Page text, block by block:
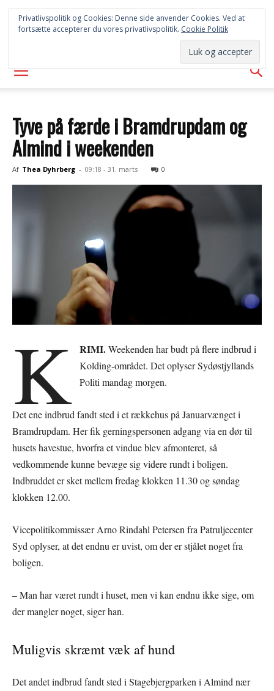
SYD
AVISEN
Tyve på færde i Bramdrupdam og
Almind i weekenden
Af Thea Dyhrberg - 09:18 - 31. marts 0
K RIMI.Weekenden har budt på flere indbrud i
Kolding-området. Det oplyser Sydøstjyllands
Politi mandag morgen.
Det ene indbrud fandt sted i et rækkehus på Januarvænget i
Bramdrupdam. Her fik gerningspersonen adgang via en dør til
husets havestue, hvorfra et vindue blev afmonteret, så
vedkommende kunne bevæge sig videre rundt i boligen.
Indbruddet er sket mellem fredag klokken 11.30 og søndag
klokken 12.00.
Vicepolitikommissær Arno Rindahl Petersen fra Patruljecenter
Syd oplyser, at det endnu er uvist, om der er stjålet noget fra
boligen.
– Man har været rundt i huset, men vi kan endnu ikke sige, om
der mangler noget, siger han.
Muligvis skræmt væk af hund
Det andet indbrud fandt sted i Stagebjergparken i Almind nær
Privatlivspolitik og Cookies: Denne side anvender Cookies. Ved at
fortsætte accepterer du vores privatlivspolitik. Cookie Politik